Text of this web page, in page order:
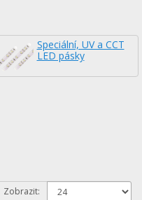
Speciální, UV a CCT
LED pásky
Zobrazit: